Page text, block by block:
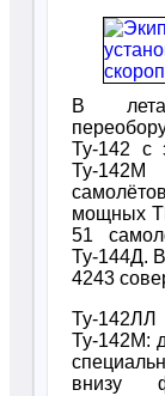
В
Ту-142 с
Ту-
мощных
51
Ту-144Д.
4243
Ту-
Ту-142М:
внизу